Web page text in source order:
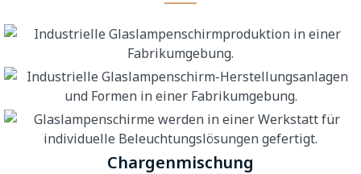
Chargenmischung